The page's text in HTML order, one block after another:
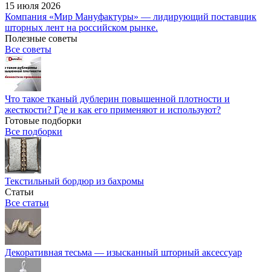
15 июля 2026
Компания «Мир Мануфактуры» — лидирующий поставщик
шторных лент на российском рынке.
Полезные советы
Все советы
Что такое тканый дублерин повышенной плотности и
жесткости? Где и как его применяют и используют?
Готовые подборки
Все подборки
Текстильный бордюр из бахромы
Статьи
Все статьи
Декоративная тесьма — изысканный шторный аксессуар